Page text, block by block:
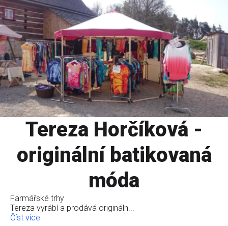
Tereza Horčíková -
originální batikovaná
móda
Farmářské trhy
Tereza vyrábí a prodává origináln...
Číst více